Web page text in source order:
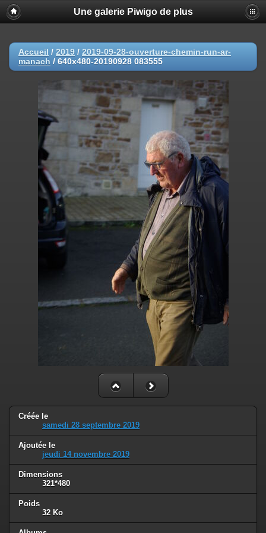
Une galerie Piwigo de plus
Accueil / 2019 / 2019-09-28-ouverture-chemin-run-ar-
manach / 640x480-20190928 083555
Créée le
samedi 28 septembre 2019
Ajoutée le
jeudi 14 novembre 2019
Dimensions
321*480
Poids
32 Ko